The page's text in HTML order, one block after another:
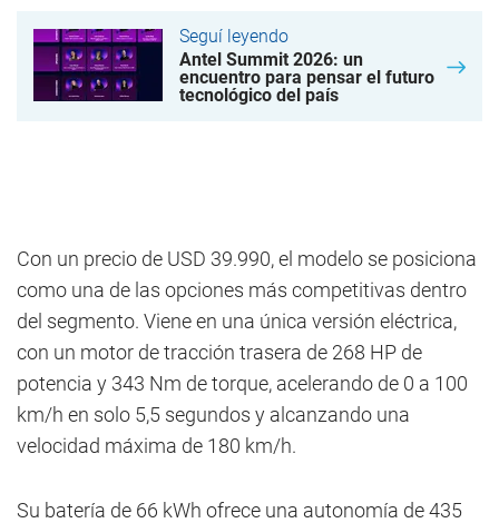
Seguí leyendo
Antel Summit 2026: un
encuentro para pensar el futuro
tecnológico del país
Con un precio de USD 39.990, el modelo se posiciona
como una de las opciones más competitivas dentro
del segmento. Viene en una única versión eléctrica,
con un motor de tracción trasera de 268 HP de
potencia y 343 Nm de torque, acelerando de 0 a 100
km/h en solo 5,5 segundos y alcanzando una
velocidad máxima de 180 km/h.
Su batería de 66 kWh ofrece una autonomía de 435